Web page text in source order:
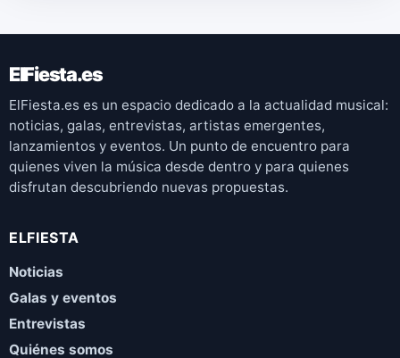
ElFiesta.es
ElFiesta.es es un espacio dedicado a la actualidad musical:
noticias, galas, entrevistas, artistas emergentes,
lanzamientos y eventos. Un punto de encuentro para
quienes viven la música desde dentro y para quienes
disfrutan descubriendo nuevas propuestas.
ELFIESTA
Noticias
Galas y eventos
Entrevistas
Quiénes somos